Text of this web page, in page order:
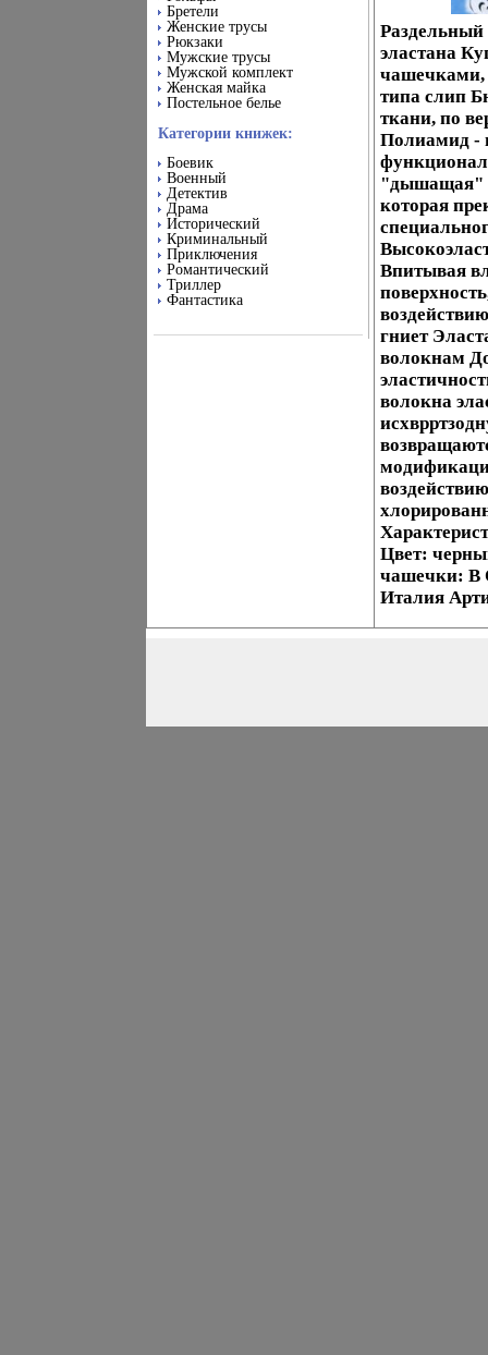
Бретели
Женские трусы
Рюкзаки
Мужские трусы
Мужской комплект
Женская майка
Постельное белье
Категории книжек:
Боевик
Военный
Детектив
Драма
Исторический
Криминальный
Приключения
Романтический
Триллер
Фантастика
эластана
чашечками,
типа слип
ткани, по
Полиамид -
"дышащая"
которая
Впитывая
гниет
волокнам
волокна
Цвет:
чашечки: B
Италия